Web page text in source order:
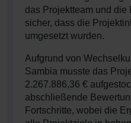
das Projektteam und die
sicher, dass die
umgesetzt wurden.
Aufgrund von
Sambia musste das
2.267.886,36 €
abschließende
Fortschritte, wobei die